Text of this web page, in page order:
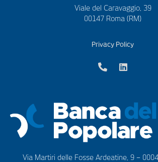
Viale del Caravaggio, 39
00147 Roma (RM)
Privacy Policy
Via Martiri delle Fosse Ardeatine, 9 –